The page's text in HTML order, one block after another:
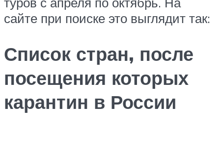
сайте при поиске это выглядит так:
Список стран, после
посещения которых
карантин в России